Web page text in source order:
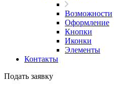
Возможности
Оформление
Кнопки
Иконки
Элементы
Контакты
Подать заявку